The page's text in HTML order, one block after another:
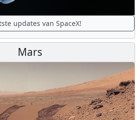
updates van SpaceX!
Mars